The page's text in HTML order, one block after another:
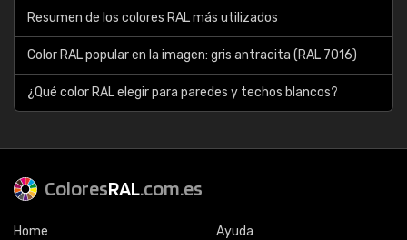
Resumen de los colores RAL más utilizados
Color RAL popular en la imagen: gris antracita (RAL 7016)
¿Qué color RAL elegir para paredes y techos blancos?
ColoresRAL.com.es
Home
Ayuda